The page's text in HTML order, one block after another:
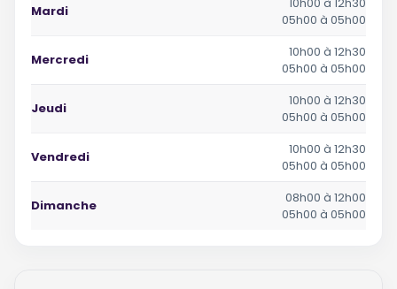
Mardi
05h00 à 05h00
Mercredi
10h00 à 12h30
05h00 à 05h00
Jeudi
10h00 à 12h30
05h00 à 05h00
Vendredi
10h00 à 12h30
05h00 à 05h00
Dimanche
08h00 à 12h00
05h00 à 05h00